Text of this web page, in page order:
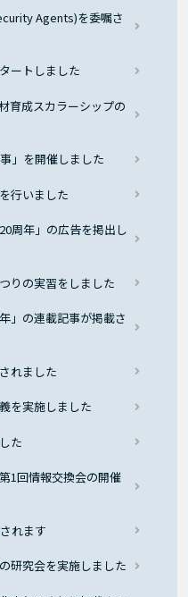
Agents)を委嘱さ
ートしました
育成スカラーシップの
」を開催しました
行いました
周年」の広告を掲出し
りの実習をしました
」の連載記事が掲載さ
れました
を実施しました
た
1回情報交換会の開催
れます
研究会を実施しました